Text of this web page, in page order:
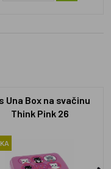
Una Box na svačinu
Think Pink 26